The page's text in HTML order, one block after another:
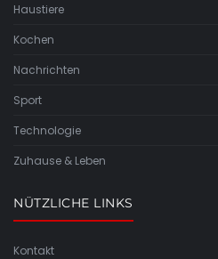
Haustiere
Kochen
Nachrichten
Sport
Technologie
Zuhause & Leben
NÜTZLICHE LINKS
Kontakt